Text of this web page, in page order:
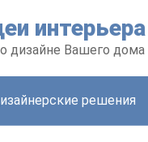
интерьера
дизайне Вашего дома
решения